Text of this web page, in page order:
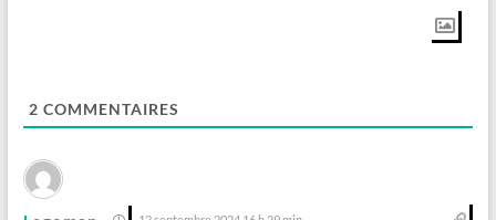
2 COMMENTAIRES